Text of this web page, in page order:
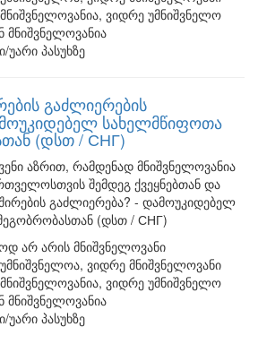
ვიდრე უმნიშვნელო
მნიშვნელოვანია
უარი პასუხზე
გაძლიერების
სახელმწიფოთა
(დსთ / СНГ)
აზრით, რამდენად მნიშვნელოვანია
შემდეგ ქვეყნებთან და
გაძლიერება? - დამოუკიდებელ
(დსთ / СНГ)
არ არის მნიშვნელოვანი
ვიდრე მნიშვნელოვანი
ვიდრე უმნიშვნელო
მნიშვნელოვანია
უარი პასუხზე